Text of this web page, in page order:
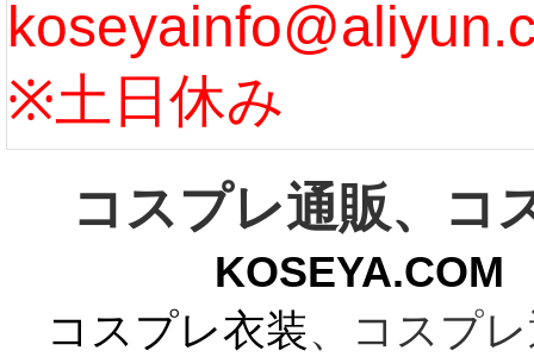
う...
※土日休み
コスプレ通販、コ
コスプレ衣装、コスプ